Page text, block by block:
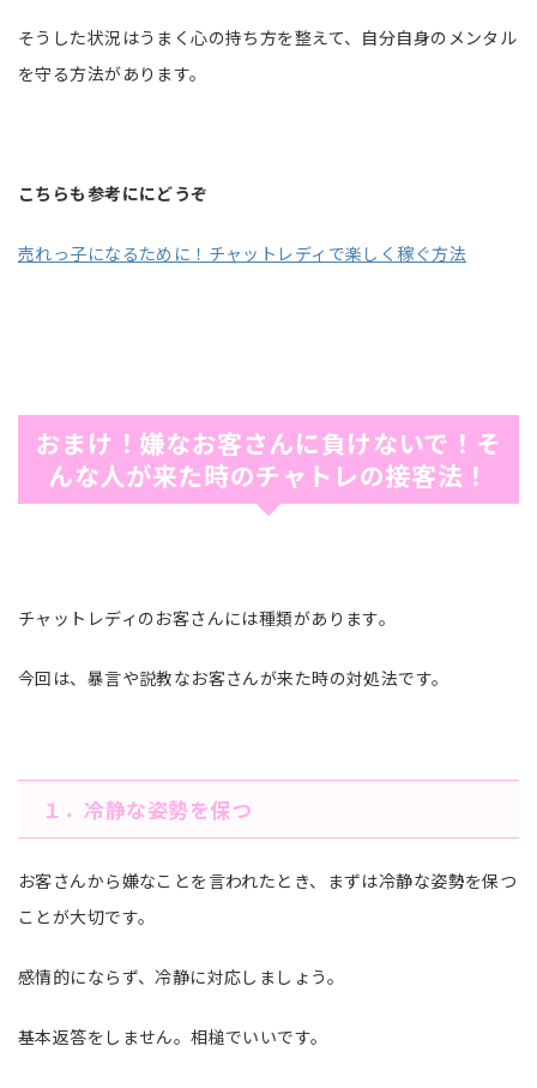
そうした状況はうまく心の持ち方を整えて、自分自身のメンタル
を守る方法があります。
こちらも参考ににどうぞ
売れっ子になるために！チャットレディで楽しく稼ぐ方法
おまけ！嫌なお客さんに負けないで！そ
んな人が来た時のチャトレの接客法！
チャットレディのお客さんには種類があります。
今回は、暴言や説教なお客さんが来た時の対処法です。
１．冷静な姿勢を保つ
お客さんから嫌なことを言われたとき、まずは冷静な姿勢を保つ
ことが大切です。
感情的にならず、冷静に対応しましょう。
基本返答をしません。相槌でいいです。